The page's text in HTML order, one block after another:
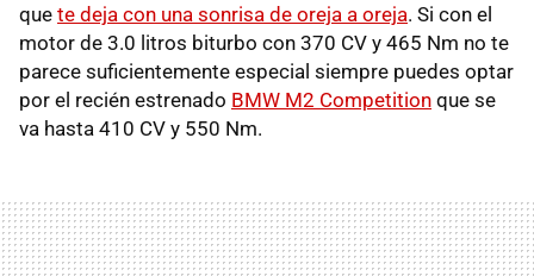
que te deja con una sonrisa de oreja a oreja. Si con el
motor de 3.0 litros biturbo con 370 CV y 465 Nm no te
parece suficientemente especial siempre puedes optar
por el recién estrenado BMW M2 Competition que se
va hasta 410 CV y 550 Nm.